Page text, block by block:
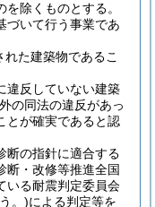
除くものとする。
づいて行う事業であ
た建築物であるこ
違反していない建築
の同法の違反があっ
とが確実であると認
断の指針に適合する
断・改修等推進全国
いる耐震判定委員会
。)による判定等を